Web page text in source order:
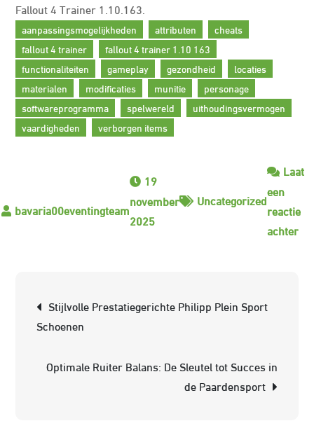
Fallout 4 Trainer 1.10.163.
aanpassingsmogelijkheden attributen
cheats
fallout 4 trainer
fallout 4 trainer 1.10 163
functionaliteiten
gameplay gezondheid
locaties
materialen
modificaties munitie
personage
softwareprogramma
spelwereld
uithoudingsvermogen
vaardigheden
verborgen items
19
november
2025
Uncategorized
Laat
een
reactie
achterop
Stijlvolle Prestatiegerichte Philipp Plein Sport
Schoenen
Optimale Ruiter Balans: De Sleutel tot Succes in
de Paardensport